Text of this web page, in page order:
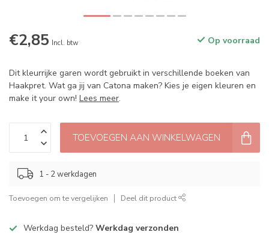
€2,85 Incl. btw Op voorraad
Dit kleurrijke garen wordt gebruikt in verschillende boeken van
Haakpret. Wat ga jij van Catona maken? Kies je eigen kleuren en
make it your own! Lees meer.
TOEVOEGEN AAN WINKELWAGEN
1 - 2 werkdagen
Toevoegen om te vergelijken Deel dit product
Werkdag besteld? Werkdag verzonden